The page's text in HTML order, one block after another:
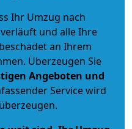
Ihr Umzug nach
und alle Ihre
an Ihrem
Überzeugen Sie
Angeboten und
Service wird